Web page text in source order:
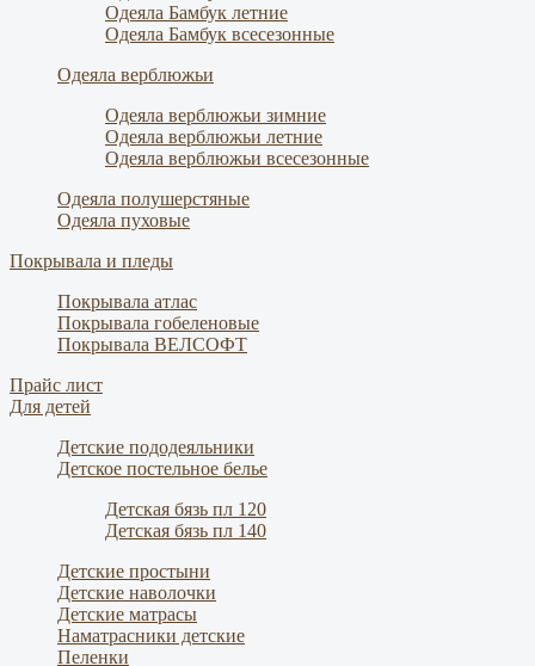
Одеяла Бамбук летние
Одеяла Бамбук всесезонные
Одеяла верблюжьи
Одеяла верблюжьи зимние
Одеяла верблюжьи летние
Одеяла верблюжьи всесезонные
Одеяла полушерстяные
Одеяла пуховые
Покрывала и пледы
Покрывала атлас
Покрывала гобеленовые
Покрывала ВЕЛСОФТ
Прайс лист
Для детей
Детские пододеяльники
Детское постельное белье
Детская бязь пл 120
Детская бязь пл 140
Детские простыни
Детские наволочки
Детские матрасы
Наматрасники детские
Пеленки